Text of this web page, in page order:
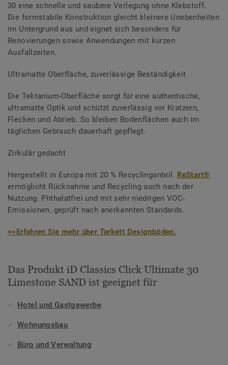
30 eine schnelle und saubere Verlegung ohne Klebstoff.
Die formstabile Konstruktion gleicht kleinere Unebenheiten
im Untergrund aus und eignet sich besonders für
Renovierungen sowie Anwendungen mit kurzen
Ausfallzeiten.
Ultramatte Oberfläche, zuverlässige Beständigkeit
Die Tektanium-Oberfläche sorgt für eine authentische,
ultramatte Optik und schützt zuverlässig vor Kratzern,
Flecken und Abrieb. So bleiben Bodenflächen auch im
täglichen Gebrauch dauerhaft gepflegt.
Zirkulär gedacht
Hergestellt in Europa mit 20 % Recyclinganteil. ReStart®
ermöglicht Rücknahme und Recycling auch nach der
Nutzung. Phthalatfrei und mit sehr niedrigen VOC-
Emissionen, geprüft nach anerkannten Standards.
>>Erfahren Sie mehr über Tarkett Designböden.
Das Produkt iD Classics Click Ultimate 30
Limestone SAND ist geeignet für
Hotel und Gastgewerbe
Wohnungsbau
Büro und Verwaltung